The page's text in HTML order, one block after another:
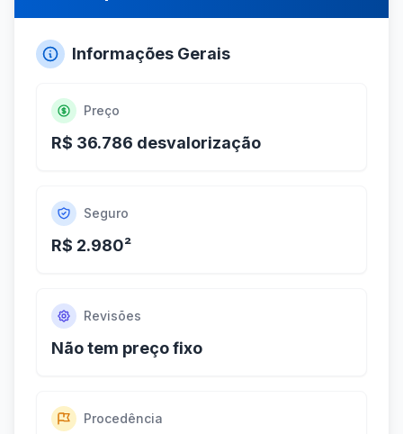
Informações Gerais
Preço
R$ 36.786 desvalorização
Seguro
R$ 2.980²
Revisões
Não tem preço fixo
Procedência